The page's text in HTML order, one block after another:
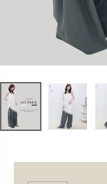
在庫なし商品